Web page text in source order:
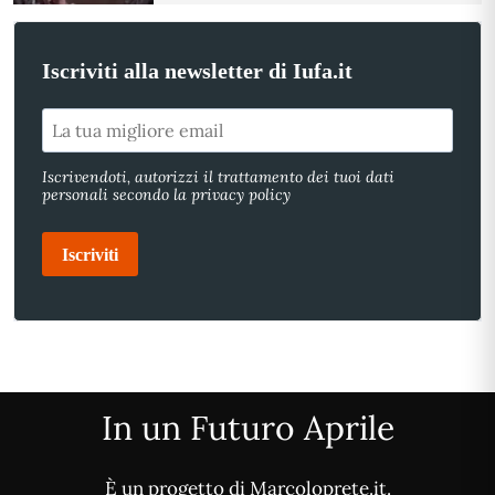
Iscriviti alla newsletter di Iufa.it
Iscrivendoti, autorizzi il trattamento dei tuoi dati
personali secondo la privacy policy
Iscriviti
In un Futuro Aprile
È un progetto di Marcoloprete.it.